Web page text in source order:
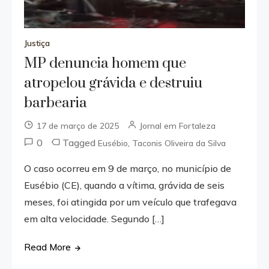
Justiça
MP denuncia homem que
atropelou grávida e destruiu
barbearia
17 de março de 2025 Jornal em Fortaleza
0 TaggedEusébio, Taconis Oliveira da Silva
O caso ocorreu em 9 de março, no município de
Eusébio (CE), quando a vítima, grávida de seis
meses, foi atingida por um veículo que trafegava
em alta velocidade. Segundo […]
Read More